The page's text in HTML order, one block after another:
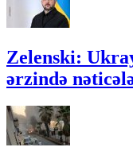
Zelenski:
ərzində